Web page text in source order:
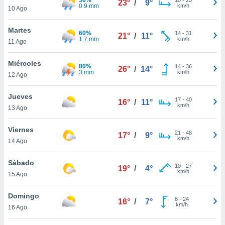
más
nuestra
y
de
disponible
cookies
aceptar
10 Ago
0.9 mm
23° / 9°
km/h
Martes
11 Ago
60%
1.7 mm
21° / 11° 14- 31
km/h
Miércoles
12 Ago
80%
3 mm
26° / 14° 14- 36
km/h
Jueves
13 Ago
16° / 11° 17- 40
km/h
Viernes
14 Ago
17° / 9° 21 - 48
km/h
Sábado
15 Ago
19° / 4° 10- 27
km/h
Domingo
16 Ago
16° / 7° 8- 24
km/h